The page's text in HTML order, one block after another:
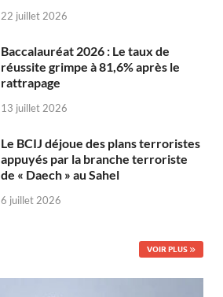
22 juillet 2026
Baccalauréat 2026 : Le taux de
réussite grimpe à 81,6% après le
rattrapage
13 juillet 2026
Le BCIJ déjoue des plans terroristes
appuyés par la branche terroriste
de « Daech » au Sahel
6 juillet 2026
VOIR PLUS